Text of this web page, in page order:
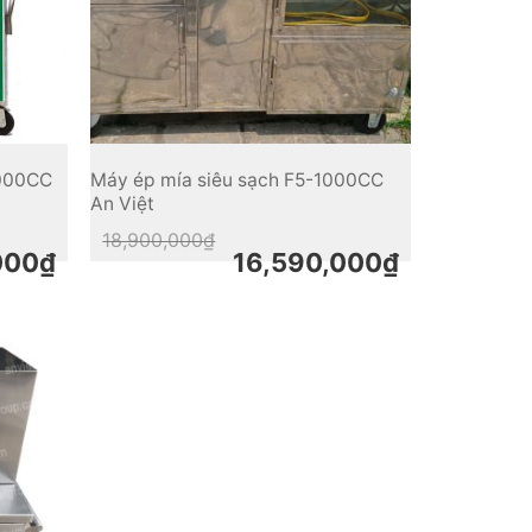
₫
Máy ép mía siêu sạch F5-1000CC
An Việt
18,900,000₫
price
was:
16,590,000₫
price
is: